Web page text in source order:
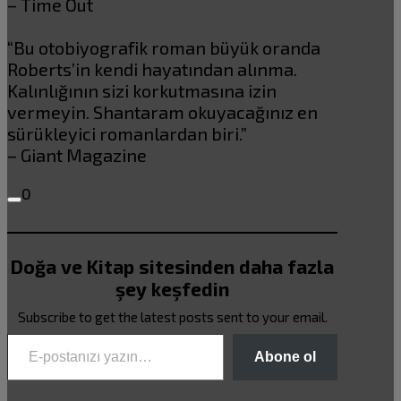
– Time Out
“Bu otobiyografik roman büyük oranda
Roberts’in kendi hayatından alınma.
Kalınlığının sizi korkutmasına izin
vermeyin. Shantaram okuyacağınız en
sürükleyici romanlardan biri.”
– Giant Magazine
0
Doğa ve Kitap sitesinden daha fazla
şey keşfedin
Subscribe to get the latest posts sent to your email.
E-postanızı yazın…
Abone ol